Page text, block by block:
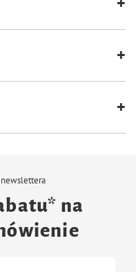
newslettera
na